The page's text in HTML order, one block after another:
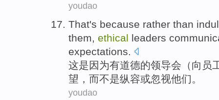
youdao
That's because rather than
them, ethical leaders
expectations.
这是因为有道德的领导会（向 员
望， 而不是纵容或忽视他们。
youdao